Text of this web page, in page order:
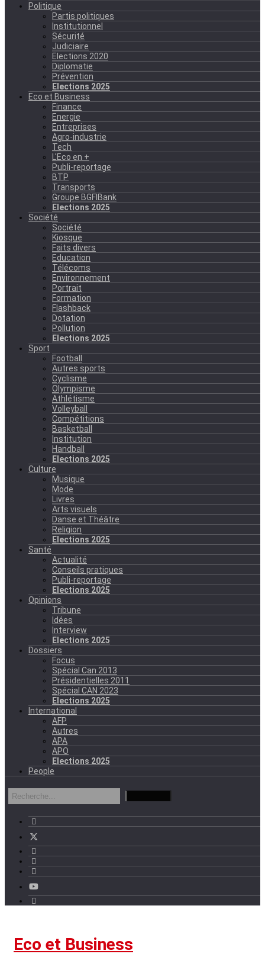
Politique
Partis politiques
Institutionnel
Sécurité
Judiciaire
Elections 2020
Diplomatie
Prévention
Elections 2025
Eco et Business
Finance
Energie
Entreprises
Agro-industrie
Tech
L'Eco en +
Publi-reportage
BTP
Transports
Groupe BGFIBank
Elections 2025
Société
Société
Kiosque
Faits divers
Education
Télécoms
Environnement
Portrait
Formation
Flashback
Dotation
Pollution
Elections 2025
Sport
Football
Autres sports
Cyclisme
Olympisme
Athlétisme
Volleyball
Compétitions
Basketball
Institution
Handball
Elections 2025
Culture
Musique
Mode
Livres
Arts visuels
Danse et Théâtre
Religion
Elections 2025
Santé
Actualité
Conseils pratiques
Publi-reportage
Elections 2025
Opinions
Tribune
Idées
Interview
Elections 2025
Dossiers
Focus
Spécial Can 2013
Présidentielles 2011
Spécial CAN 2023
Elections 2025
International
AFP
Autres
APA
APO
Elections 2025
People
Eco et Business